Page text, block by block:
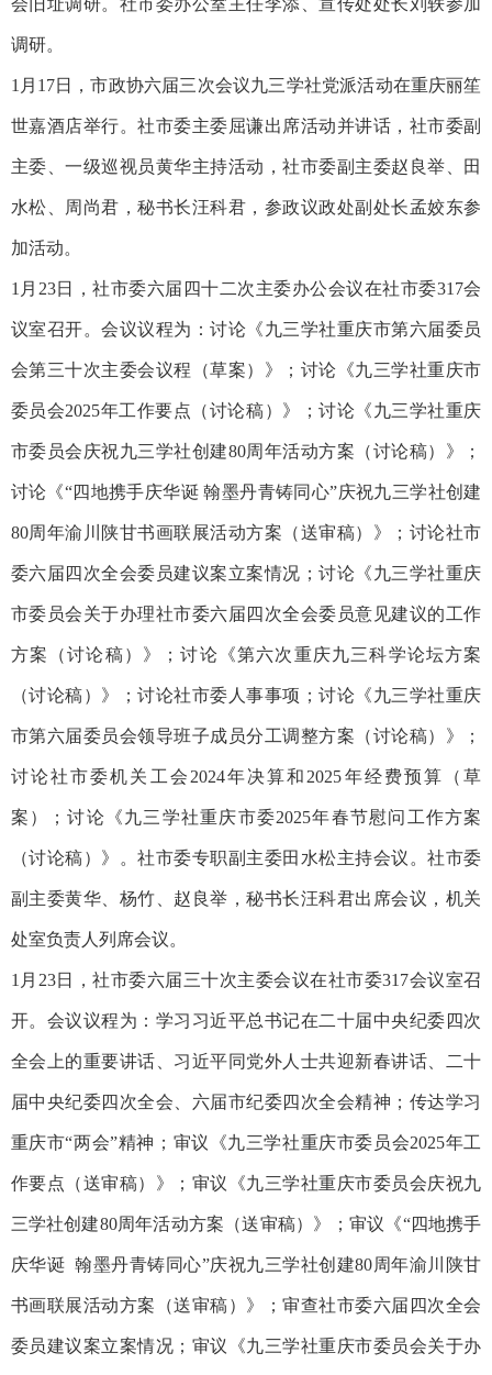
会旧址调研。社市委办公室主任李添、宣传处处长刘轶参加
调研。
1月17日，市政协六届三次会议九三学社党派活动在重庆丽笙
世嘉酒店举行。社市委主委屈谦出席活动并讲话，社市委副
主委、一级巡视员黄华主持活动，社市委副主委赵良举、田
水松、周尚君，秘书长汪科君，参政议政处副处长孟姣东参
加活动。
1月23日，社市委六届四十二次主委办公会议在社市委317会
议室召开。会议议程为：讨论《九三学社重庆市第六届委员
会第三十次主委会议程（草案）》；讨论《九三学社重庆市
委员会2025年工作要点（讨论稿）》；讨论《九三学社重庆
市委员会庆祝九三学社创建80周年活动方案（讨论稿）》；
讨论《“四地携手庆华诞 翰墨丹青铸同心”庆祝九三学社创建
80周年渝川陕甘书画联展活动方案（送审稿）》；讨论社市
委六届四次全会委员建议案立案情况；讨论《九三学社重庆
市委员会关于办理社市委六届四次全会委员意见建议的工作
方案（讨论稿）》；讨论《第六次重庆九三科学论坛方案
（讨论稿）》；讨论社市委人事事项；讨论《九三学社重庆
市第六届委员会领导班子成员分工调整方案（讨论稿）》；
讨论社市委机关工会2024年决算和2025年经费预算（草
案）；讨论《九三学社重庆市委2025年春节慰问工作方案
（讨论稿）》。社市委专职副主委田水松主持会议。社市委
副主委黄华、杨竹、赵良举，秘书长汪科君出席会议，机关
处室负责人列席会议。
1月23日，社市委六届三十次主委会议在社市委317会议室召
开。会议议程为：学习习近平总书记在二十届中央纪委四次
全会上的重要讲话、习近平同党外人士共迎新春讲话、二十
届中央纪委四次全会、六届市纪委四次全会精神；传达学习
重庆市“两会”精神；审议《九三学社重庆市委员会2025年工
作要点（送审稿）》；审议《九三学社重庆市委员会庆祝九
三学社创建80周年活动方案（送审稿）》；审议《“四地携手
庆华诞 翰墨丹青铸同心”庆祝九三学社创建80周年渝川陕甘
书画联展活动方案（送审稿）》；审查社市委六届四次全会
委员建议案立案情况；审议《九三学社重庆市委员会关于办